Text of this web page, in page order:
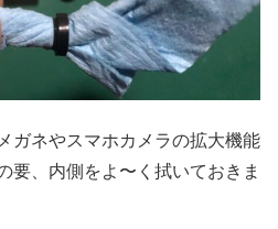
ガネやスマホカメラの拡大機能
要、内側をよ〜く拭いておきま